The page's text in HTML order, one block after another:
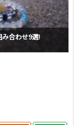
合わせ9選!